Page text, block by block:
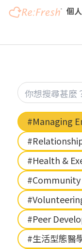
Skip
content
個
Hashtag
#Managing
#Health &
#Peer
#生活型態醫